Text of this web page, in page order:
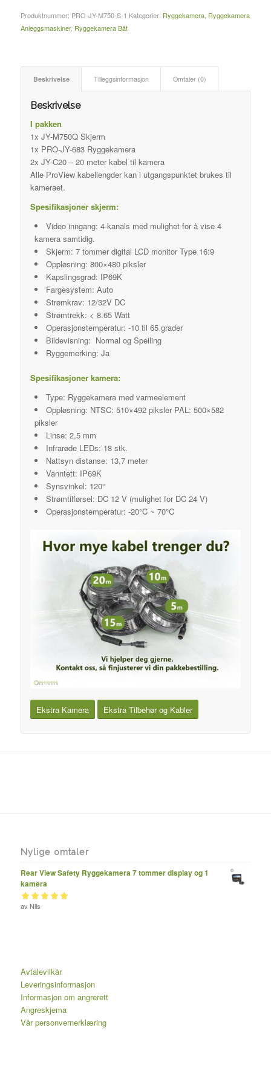
Produktnummer: PRO-JY-M750-S-1 Kategorier: Ryggekamera, Ryggekamera
Anleggsmaskiner, Ryggekamera Båt
Beskrivelse Tilleggsinformasjon Omtaler (0)
Beskrivelse
I pakken
1x JY-M750Q Skjerm
1x PRO-JY-683 Ryggekamera
2x JY-C20 – 20 meter kabel til kamera
Alle ProView kabellengder kan i utgangspunktet brukes til
kameraet.
Spesifikasjoner skjerm:
Video inngang: 4-kanals med mulighet for å vise 4
kamera samtidig.
Skjerm: 7 tommer digital LCD monitor Type 16:9
Oppløsning: 800×480 piksler
Kapslingsgrad: IP69K
Fargesystem: Auto
Strømkrav: 12/32V DC
Strømtrekk: < 8.65 Watt
Operasjonstemperatur: -10 til 65 grader
Bildevisning: Normal og Speiling
Ryggemerking: Ja
Spesifikasjoner kamera:
Type: Ryggekamera med varmeelement
Oppløsning: NTSC: 510×492 piksler PAL: 500×582
piksler
Linse: 2,5 mm
Infrarøde LEDs: 18 stk.
Nattsyn distanse: 13,7 meter
Vanntett: IP69K
Synsvinkel: 120°
Strømtilførsel: DC 12 V (mulighet for DC 24 V)
Operasjonstemperatur: -20°C ~ 70°C
Ekstra Kamera Ekstra Tilbehør og Kabler
Nylige omtaler
Rear View Safety Ryggekamera 7 tommer display og 1
kamera
Vurdert
av Nils
Avtalevilkår
Leveringsinformasjon
Informasjon om angrerett
Angreskjema
Vår personvernerklæring